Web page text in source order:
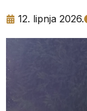
12. lipnja 2026.